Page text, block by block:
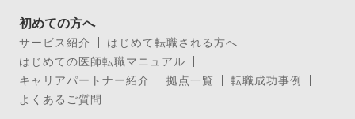
初めての方へ
サービス紹介
はじめて転職される方へ
はじめての医師転職マニュアル
キャリアパートナー紹介
拠点一覧
転職成功事例
よくあるご質問